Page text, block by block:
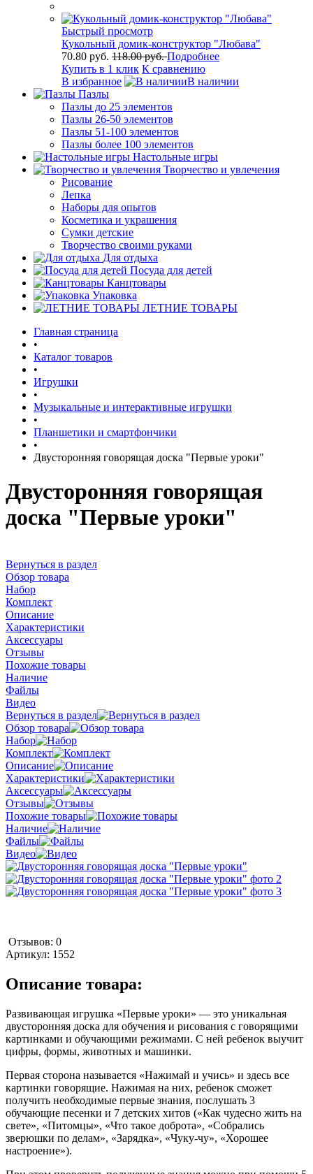
Быстрый просмотр
Кукольный домик-конструктор "Любава"
70.80 руб. 118.00 руб.Подробнее
Купить в 1 клик К сравнению
В избранное
В наличии
Пазлы
Пазлы до 25 элементов
Пазлы 26-50 элементов
Пазлы 51-100 элементов
Пазлы более 100 элементов
Настольные игры
Творчество и увлечения
Рисование
Лепка
Наборы для опытов
Косметика и украшения
Сумки детские
Творчество своими руками
Для отдыха
Посуда для детей
Канцтовары
Упаковка
ЛЕТНИЕ ТОВАРЫ
Главная страница
•
Каталог товаров
•
Игрушки
•
Музыкальные и интерактивные игрушки
•
Планшетики и смартфончики
•
Двусторонняя говорящая доска "Первые уроки"
Двусторонняя говорящая
доска "Первые уроки"
Вернуться в раздел
Обзор товара
Набор
Комплект
Описание
Характеристики
Аксессуары
Отзывы
Похожие товары
Наличие
Файлы
Видео
Вернуться в раздел
Обзор товара
Набор
Комплект
Описание
Характеристики
Аксессуары
Отзывы
Похожие товары
Наличие
Файлы
Видео
Отзывов: 0
Артикул: 1552
Описание товара:
Развивающая игрушка «Первые уроки» — это уникальная
двусторонняя доска для обучения и рисования с говорящими
картинками и обучающими режимами. С ней ребенок выучит
цифры, формы, животных и машинки.
Первая сторона называется «Нажимай и учись» и здесь все
картинки говорящие. Нажимая на них, ребенок сможет
получить необходимые первые знания, послушать 3
обучающие песенки и 7 детских хитов («Как чудесно жить на
свете», «Питомцы», «Что такое доброта», «Собрались
зверюшки по делам», «Зарядка», «Чуку-чу», «Хорошее
настроение»).